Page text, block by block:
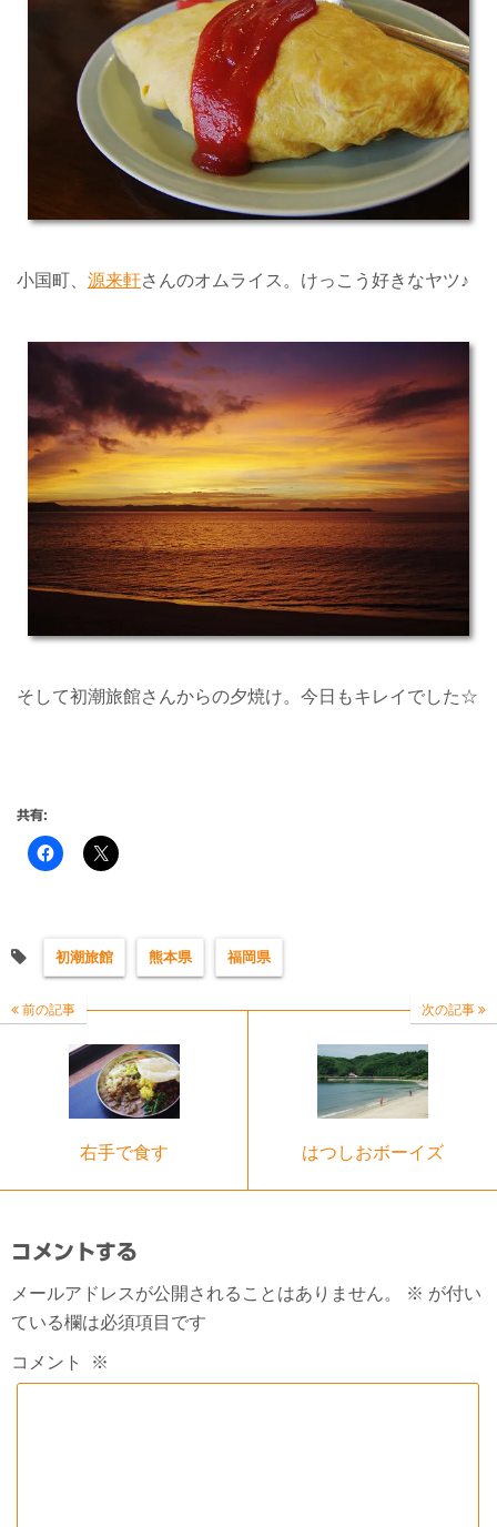
小国町、 源来軒さんのオムライス。けっこう好きなヤツ♪
そして初潮旅館さんからの夕焼け。今日もキレイでした☆
共有:
初潮旅館 熊本県 福岡県
前の記事
右手で食す
次の記事
はつしおボーイズ
コメントする
メールアドレスが公開されることはありません。 ※ が付い
ている欄は必須項目です
コメント ※